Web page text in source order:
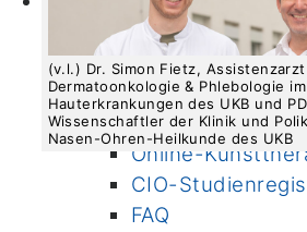
Institute
Klinische Studien
Bewegungs- und
Online-
CIO-
FAQ
(v.l.) Dr. Simon Fietz,
Dermatoonkologie & Phlebologie
Hauterkrankungen des UKB und
Wissenschaftler der Klinik und
Nasen-Ohren-Heilkunde des UKB